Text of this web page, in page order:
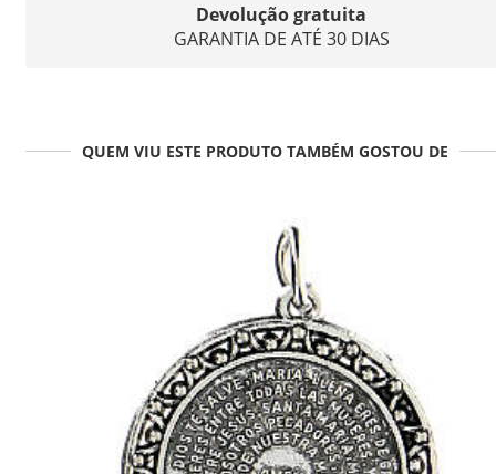
Devolução gratuita
GARANTIA DE ATÉ 30 DIAS
QUEM VIU ESTE PRODUTO TAMBÉM GOSTOU DE